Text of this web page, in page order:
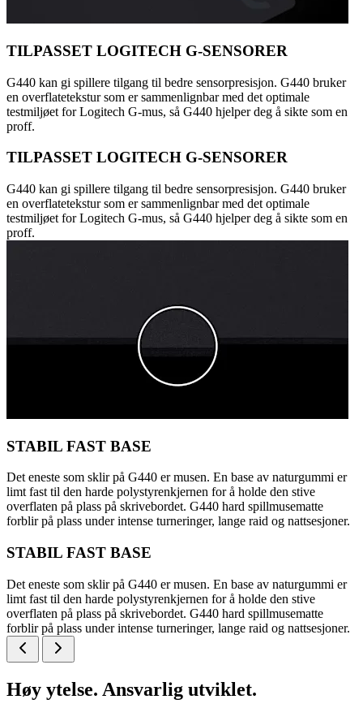
TILPASSET LOGITECH G-SENSORER
G440 kan gi spillere tilgang til bedre sensorpresisjon. G440 bruker
en overflatetekstur som er sammenlignbar med det optimale
testmiljøet for Logitech G-mus, så G440 hjelper deg å sikte som en
proff.
TILPASSET LOGITECH G-SENSORER
G440 kan gi spillere tilgang til bedre sensorpresisjon. G440 bruker
en overflatetekstur som er sammenlignbar med det optimale
testmiljøet for Logitech G-mus, så G440 hjelper deg å sikte som en
proff.
STABIL FAST BASE
Det eneste som sklir på G440 er musen. En base av naturgummi er
limt fast til den harde polystyrenkjernen for å holde den stive
overflaten på plass på skrivebordet. G440 hard spillmusematte
forblir på plass under intense turneringer, lange raid og nattsesjoner.
STABIL FAST BASE
Det eneste som sklir på G440 er musen. En base av naturgummi er
limt fast til den harde polystyrenkjernen for å holde den stive
overflaten på plass på skrivebordet. G440 hard spillmusematte
forblir på plass under intense turneringer, lange raid og nattsesjoner.
Høy ytelse. Ansvarlig utviklet.